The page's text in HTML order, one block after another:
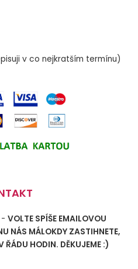
v co nejkratším termínu)
VOLTE SPÍŠE EMAILOVOU
NÁS MÁLOKDY ZASTIHNETE,
ŘÁDU HODIN. DĚKUJEME :)